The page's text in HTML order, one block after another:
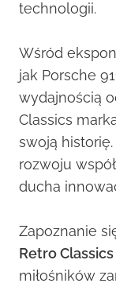
technologii.
Wśród
jak Porsche
wydajnością
Classics
swoją
rozwoju
ducha
Zapoznanie
Retro Classics
miłośników